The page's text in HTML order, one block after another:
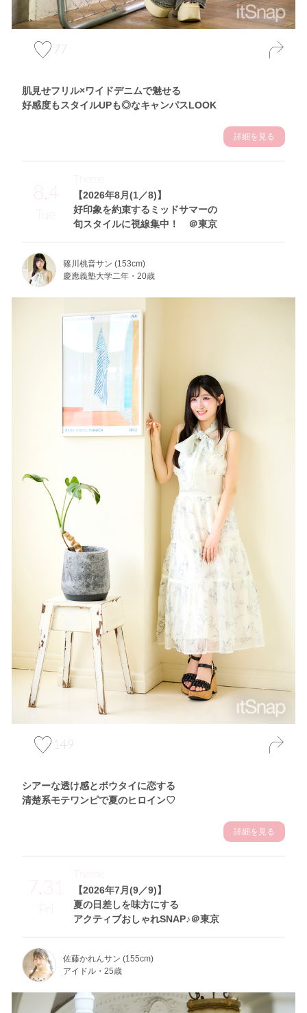
77
肌見せフリル×ワイドデニムで魅せる
好感度もスタイルUPも◎なキャンパスLOOK
詳細を見る
8.4
Tue
【2026年8月(1／8)】
好印象を約束するミッドサマーの
旬スタイルに視線集中！ ＠東京
Theme
篠川桃音サン (153cm)
慶應義塾大学二年・20歳
149
シアーな透け感とボウタイに恋する
清楚系モテワンピで夏のヒロイン♡
詳細を見る
7.31
Fri
【2026年7月(9／9)】
夏の日差しを味方にする
アクティブおしゃれSNAP♪＠東京
Theme
佐藤かれんサン (155cm)
アイドル・25歳